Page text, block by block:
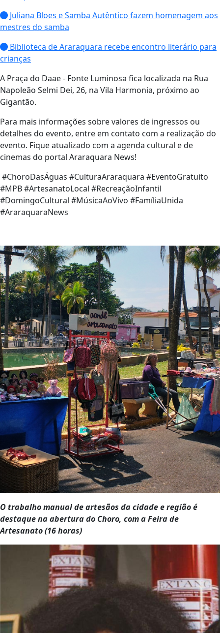
Juliana Bloes e Samba Autêntico fazem homenagem aos
mestres do samba
Biblioteca de Araraquara recebe encontro literário para
crianças
A Praça do Daae - Fonte Luminosa fica localizada na Rua
Napoleão Selmi Dei, 26, na Vila Harmonia, próximo ao
Gigantão.
Para mais informações sobre valores de ingressos ou
detalhes do evento, entre em contato com a realização do
evento. Fique atualizado com a agenda cultural e de
cinemas do portal Araraquara News!
#ChoroDasÁguas #CulturaAraraquara #EventoGratuito
#MPB #ArtesanatoLocal #RecreaçãoInfantil
#DomingoCultural #MúsicaAoVivo #FamíliaUnida
#AraraquaraNews
O trabalho manual de artesãos da cidade e região é
destaque na abertura do Choro, com a Feira de
Artesanato (16 horas)